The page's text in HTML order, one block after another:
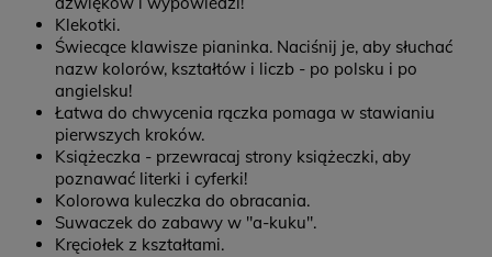
Klekotki.
Świecące klawisze pianinka. Naciśnij je, aby słuchać
nazw kolorów, kształtów i liczb - po polsku i po
angielsku!
Łatwa do chwycenia rączka pomaga w stawianiu
pierwszych kroków.
Książeczka - przewracaj strony książeczki, aby
poznawać literki i cyferki!
Kolorowa kuleczka do obracania.
Suwaczek do zabawy w "a-kuku".
Kręciołek z kształtami.